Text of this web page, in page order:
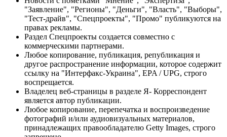
"Заявление", "Регионы", "Деньги", "Власть", "Выборы",
"Тест-драйв", "Спецпроекты", "Промо" публикуются на
правах рекламы.
Раздел Спецпроекты создается совместно с
коммерческими партнерами.
Любое копирование, публикация, републикация и
другое распространение информации, которое содержит
ссылку на "Интерфакс-Украина", EPA / UPG, строго
воспрещается.
Владелец веб-страницы в разделе Я- Корреспондент
является автор публикации.
Любое копирование, перепечатка и воспроизведение
фотографий и/или аудиовизуальных материалов,
принадлежащих правообладателю Getty Images, строго